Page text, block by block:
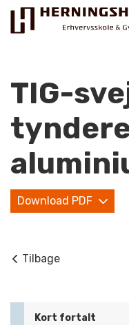
Praktisk
For beskæftigede
Kontakt
TIG-
Download PDF
Tilbage
Kort fortalt